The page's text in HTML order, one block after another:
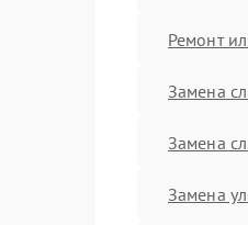
Ремонт
Замена
Замена
Замена